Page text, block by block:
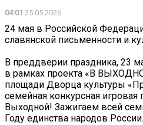
04:01 25.05.2026
24 мая в Российской
славянской письменности и
В преддверии праздника, 23
в рамках проекта «В
площади Дворца культуры
семейная конкурсная игровая
Выходной! Зажигаем всей
Году единства народов России.